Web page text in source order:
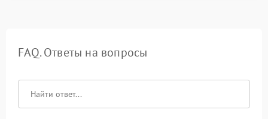
FAQ. Ответы на вопросы